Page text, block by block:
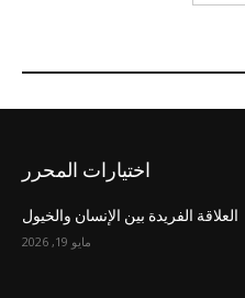
اختيارات المحرر
العلاقة الفريدة بين الإنسان والخيول
مايو 19, 2026